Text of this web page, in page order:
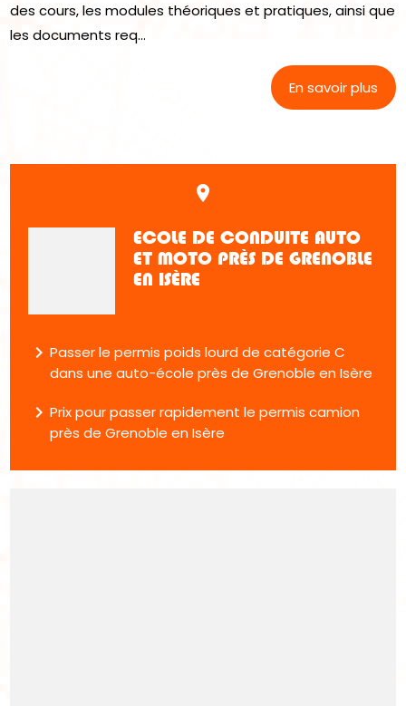
des cours, les modules théoriques et pratiques, ainsi que
les documents req...
En savoir plus
place
ECOLE DE CONDUITE AUTO
ET MOTO PRÈS DE GRENOBLE
EN ISÈRE
navigate_nextPasser le permis poids lourd de catégorie C
dans une auto-école près de Grenoble en Isère
navigate_nextPrix pour passer rapidement le permis camion
près de Grenoble en Isère